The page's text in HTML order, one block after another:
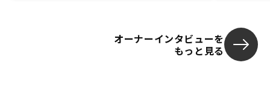
オーナーインタビューを
もっと見る